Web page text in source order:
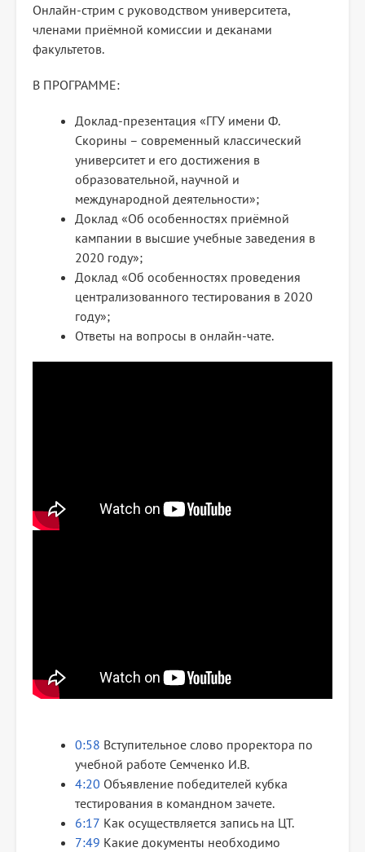
Онлайн-стрим с руководством университета,
членами приёмной комиссии и деканами
факультетов.
В ПРОГРАММЕ:
Доклад-презентация «ГГУ имени Ф.
Скорины – современный классический
университет и его достижения в
образовательной, научной и
международной деятельности»;
Доклад «Об особенностях приёмной
кампании в высшие учебные заведения в
2020 году»;
Доклад «Об особенностях проведения
централизованного тестирования в 2020
году»;
Ответы на вопросы в онлайн-чате.
0:58 Вступительное слово проректора по
учебной работе Семченко И.В.
4:20 Объявление победителей кубка
тестирования в командном зачете.
6:17 Как осуществляется запись на ЦТ.
7:49 Какие документы необходимо